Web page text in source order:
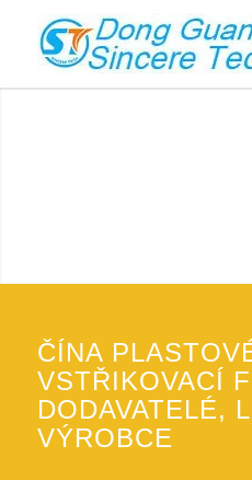
ČÍNA
VSTŘIKOVACÍ
DODAVATELÉ,
VÝROBCE